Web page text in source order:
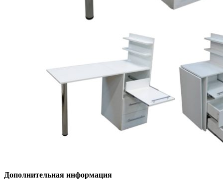
Дополнительная информация